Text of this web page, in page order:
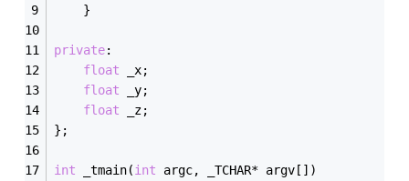
	}
private:
float _x;
float _y;
float _z;
};
int _tmain(int argc, _TCHAR* argv[])